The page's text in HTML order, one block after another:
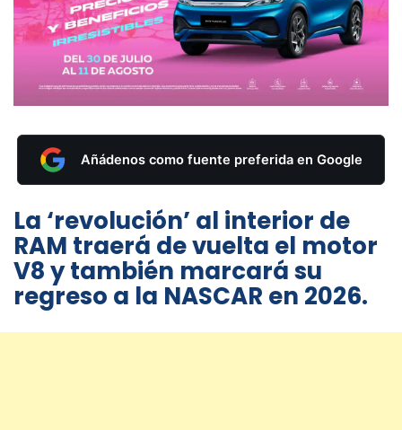
Añádenos como fuente preferida en Google
La ‘revolución’ al interior de
RAM traerá de vuelta el motor
V8 y también marcará su
regreso a la NASCAR en 2026.